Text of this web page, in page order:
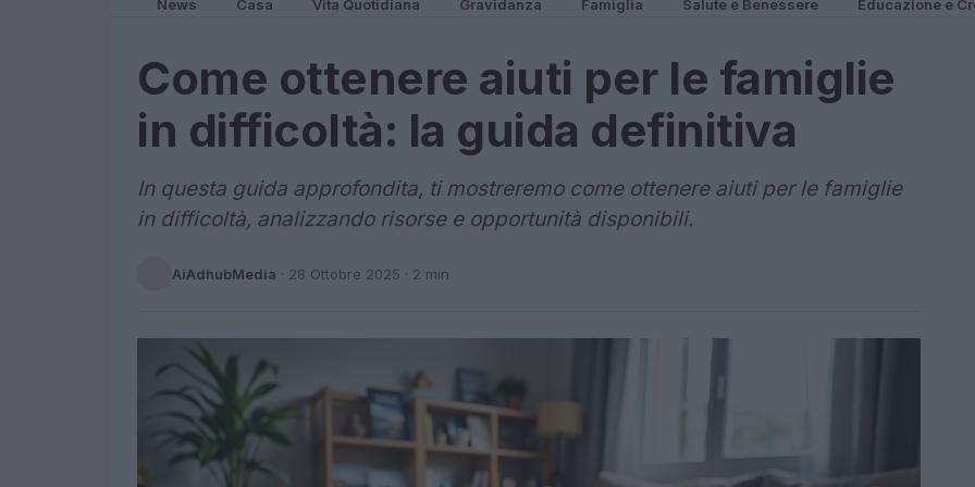
News Casa Vita Quotidiana Gravidanza Famiglia Salute e Benessere Educazione e
Come ottenere aiuti per le famiglie
in difficoltà: la guida definitiva
In questa guida approfondita, ti mostreremo come ottenere aiuti per le famiglie
in difficoltà, analizzando risorse e opportunità disponibili.
AiAdhubMedia · 28 Ottobre 2025 · 2 min